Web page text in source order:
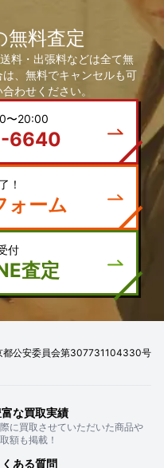
無料査定
料・出張料などは全て無
、無料でキャンセルも可
わせください。
〜20:00
6640
！
ォーム
付
査定
公安委員会第307731104330号
富な買取実績
に買取させていただいた商品や
額も掲載！
くある質問